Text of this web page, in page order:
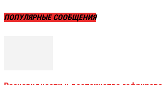
ПОПУЛЯРНЫЕ СООБЩЕНИЯ